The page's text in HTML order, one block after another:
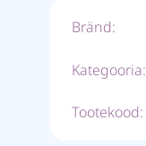
Bränd:
Kategooria:
Tootekood: